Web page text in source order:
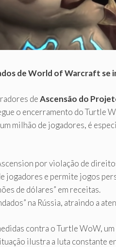
de World of Warcraft se
deAscensão do
o encerramento do
milhão de jogadores, é
por violação de
jogadores e permite jogos
de dólares” em receitas.
na Rússia, atraindo a
contra o Turtle WoW,
ilustra a luta constante